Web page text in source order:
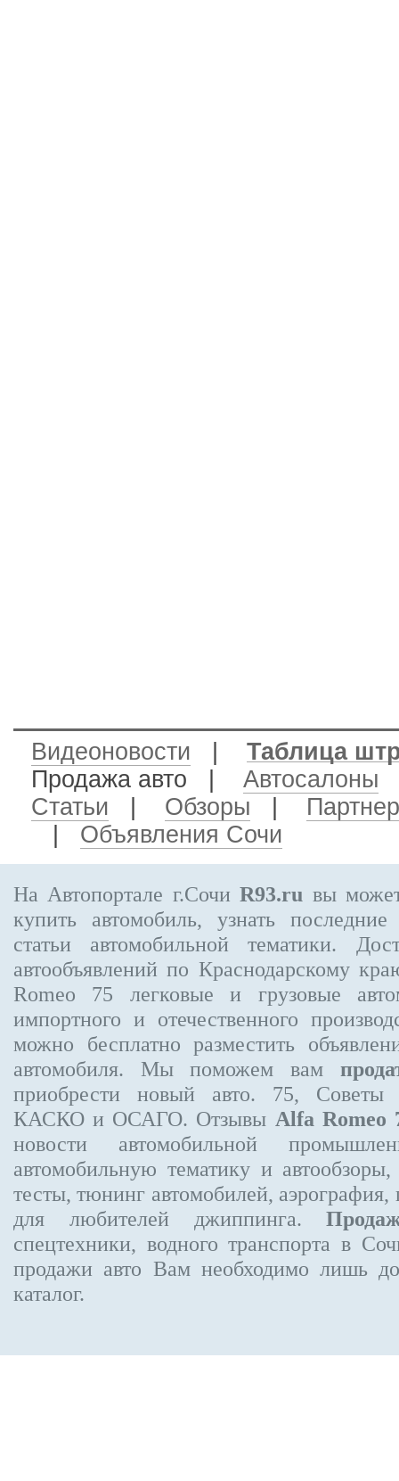
Видеоновости
Таблица
Продажа авто
Автосалоны
Статьи
Обзоры
Объявления Сочи
На Автопортале г.СочиR93.ru вы
купить автомобиль, узнать
статьи автомобильной тематики.
автообъявлений по Краснодарскому
Romeo 75 легковые и грузовые
импортного и отечественного
можно бесплатно разместить
автомобиля. Мы поможем вам
приобрести новый авто. 75, Советы
КАСКО и ОСАГО. Отзывы Alfa Romeo
новости автомобильной
автомобильную тематику и
тесты, тюнинг автомобилей,
для любителей джиппинга.
спецтехники, водного транспорта в
продажи авто Вам необходимо лишь
каталог.